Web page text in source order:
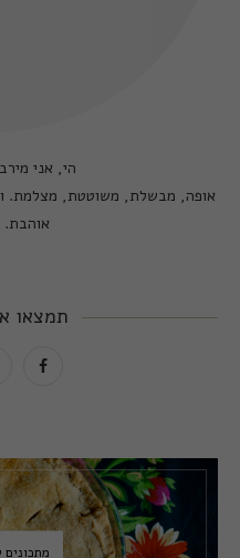
הי, אני
אופה, מבשלת, משוטטת, מצלמת.
אוהבת.
תמצאו